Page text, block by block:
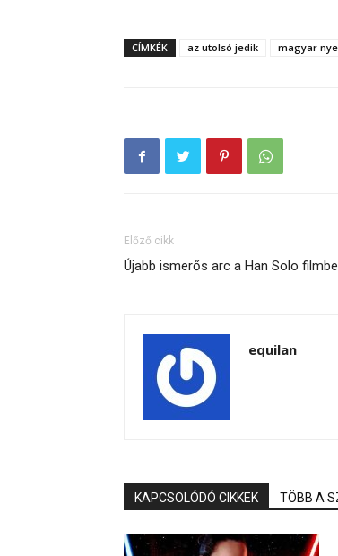
CÍMKÉK az utolsó jedik magyar
Előző cikk
Újabb ismerős arc a Han Solo
equilan
KAPCSOLÓDÓ CIKKEK TÖBB A